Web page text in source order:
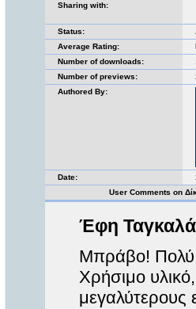
Sharing with:
Status:
Average Rating:
Number of downloads:
Number of previews:
Authored By:
Date:
User Comments on
Έφη
Μπράβο! Πολύ
Χρήσιμο
μεγαλύτερους